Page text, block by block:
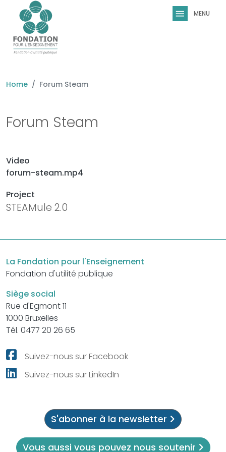
Skip to main content
Home Forum Steam
Forum Steam
Video
forum-steam.mp4
Project
STEAMule 2.0
La Fondation pour l'Enseignement
Fondation d'utilité publique
Siège social
Rue d'Egmont 11
1000 Bruxelles
Tél. 0477 20 26 65
Suivez-nous sur Facebook
Suivez-nous sur LinkedIn
S'abonner à la newsletter
Vous aussi vous pouvez nous soutenir